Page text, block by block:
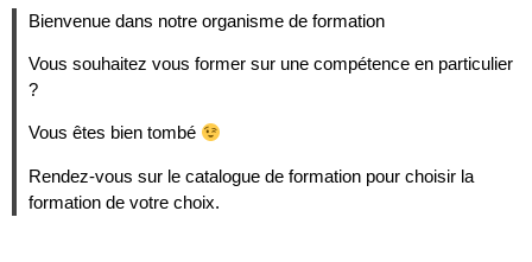
Bienvenue dans notre organisme de formation
Vous souhaitez vous former sur une compétence en particulier
?
Vous êtes bien tombé
Rendez-vous sur le catalogue de formation pour choisir la
formation de votre choix.